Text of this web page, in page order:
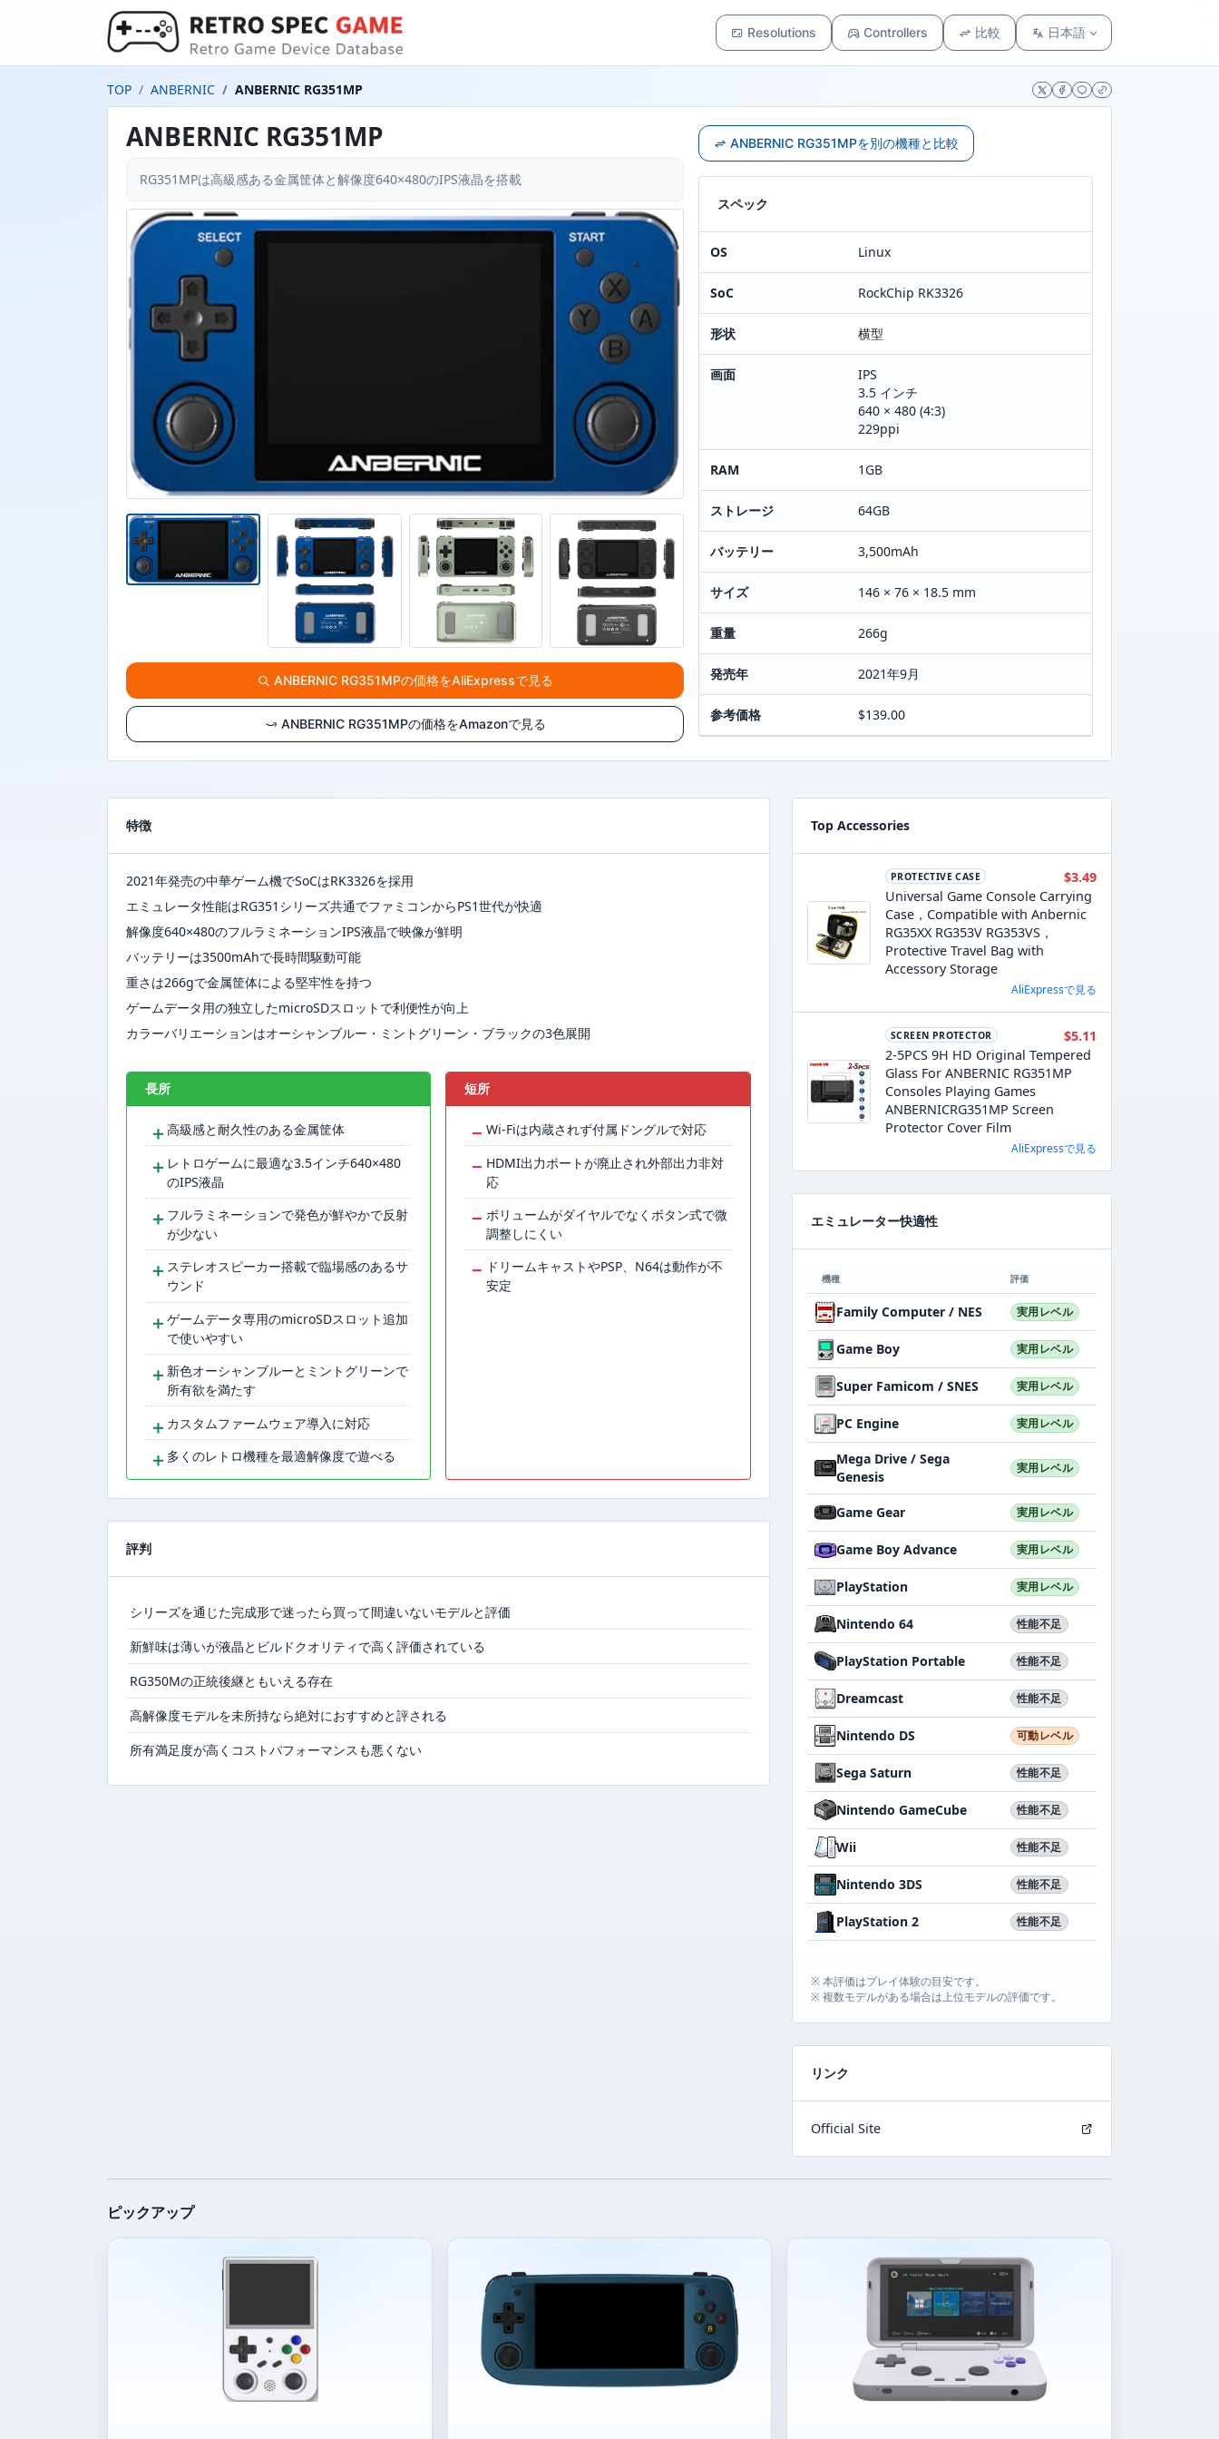
Resolutions Controllers 比較 日本語
TOP ANBERNIC ANBERNIC RG351MP
ANBERNIC RG351MP
RG351MPは高級感ある金属筐体と解像度640×480のIPS液晶を搭載
ANBERNIC RG351MPの価格をAliExpressで見る
ANBERNIC RG351MPの価格をAmazonで見る
ANBERNIC RG351MPを別の機種と比較
スペック
OS Linux
SoC RockChip RK3326
形状 横型
画面
IPS
3.5 インチ
640 × 480 (4:3)
229ppi
RAM 1GB
ストレージ 64GB
バッテリー 3,500mAh
サイズ 146 × 76 × 18.5 mm
重量 266g
発売年 2021年9月
参考価格 $139.00
特徴
2021年発売の中華ゲーム機でSoCはRK3326を採用
エミュレータ性能はRG351シリーズ共通でファミコンからPS1世代が快適
解像度640×480のフルラミネーションIPS液晶で映像が鮮明
バッテリーは3500mAhで長時間駆動可能
重さは266gで金属筐体による堅牢性を持つ
ゲームデータ用の独立したmicroSDスロットで利便性が向上
カラーバリエーションはオーシャンブルー・ミントグリーン・ブラックの3色展開
長所
＋ 高級感と耐久性のある金属筐体
＋ レトロゲームに最適な3.5インチ640×480
のIPS液晶
＋ フルラミネーションで発色が鮮やかで反射
が少ない
＋ ステレオスピーカー搭載で臨場感のあるサ
ウンド
＋ ゲームデータ専用のmicroSDスロット追加
で使いやすい
＋ 新色オーシャンブルーとミントグリーンで
所有欲を満たす
＋ カスタムファームウェア導入に対応
＋ 多くのレトロ機種を最適解像度で遊べる
短所
− Wi-Fiは内蔵されず付属ドングルで対応
− HDMI出力ポートが廃止され外部出力非対
応
− ボリュームがダイヤルでなくボタン式で微
調整しにくい
− ドリームキャストやPSP、N64は動作が不
安定
評判
シリーズを通じた完成形で迷ったら買って間違いないモデルと評価
新鮮味は薄いが液晶とビルドクオリティで高く評価されている
RG350Mの正統後継ともいえる存在
高解像度モデルを未所持なら絶対におすすめと評される
所有満足度が高くコストパフォーマンスも悪くない
Top Accessories
PROTECTIVE CASE
$3.49
Universal Game Console Carrying
Case，Compatible with Anbernic
RG35XX RG353V RG353VS，
Protective Travel Bag with
Accessory Storage
AliExpressで見る
SCREEN PROTECTOR
$5.11
2-5PCS 9H HD Original Tempered
Glass For ANBERNIC RG351MP
Consoles Playing Games
ANBERNICRG351MP Screen
Protector Cover Film
AliExpressで見る
エミュレーター快適性
機種 評価
Family Computer / NES 実用レベル
Game Boy 実用レベル
Super Famicom / SNES 実用レベル
PC Engine 実用レベル
Mega Drive / Sega
Genesis
実用レベル
Game Gear 実用レベル
Game Boy Advance 実用レベル
PlayStation 実用レベル
Nintendo 64 性能不足
PlayStation Portable 性能不足
Dreamcast 性能不足
Nintendo DS 可動レベル
Sega Saturn 性能不足
Nintendo GameCube 性能不足
Wii 性能不足
Nintendo 3DS 性能不足
PlayStation 2 性能不足
※ 本評価はプレイ体験の目安です。
※ 複数モデルがある場合は上位モデルの評価です。
リンク
Official Site
ピックアップ